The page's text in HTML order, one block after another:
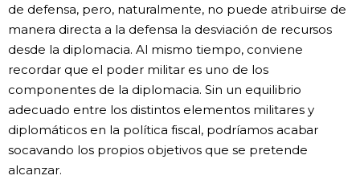
de defensa, pero, naturalmente, no puede atribuirse de
manera directa a la defensa la desviación de recursos
desde la diplomacia. Al mismo tiempo, conviene
recordar que el poder militar es uno de los
componentes de la diplomacia. Sin un equilibrio
adecuado entre los distintos elementos militares y
diplomáticos en la política fiscal, podríamos acabar
socavando los propios objetivos que se pretende
alcanzar.